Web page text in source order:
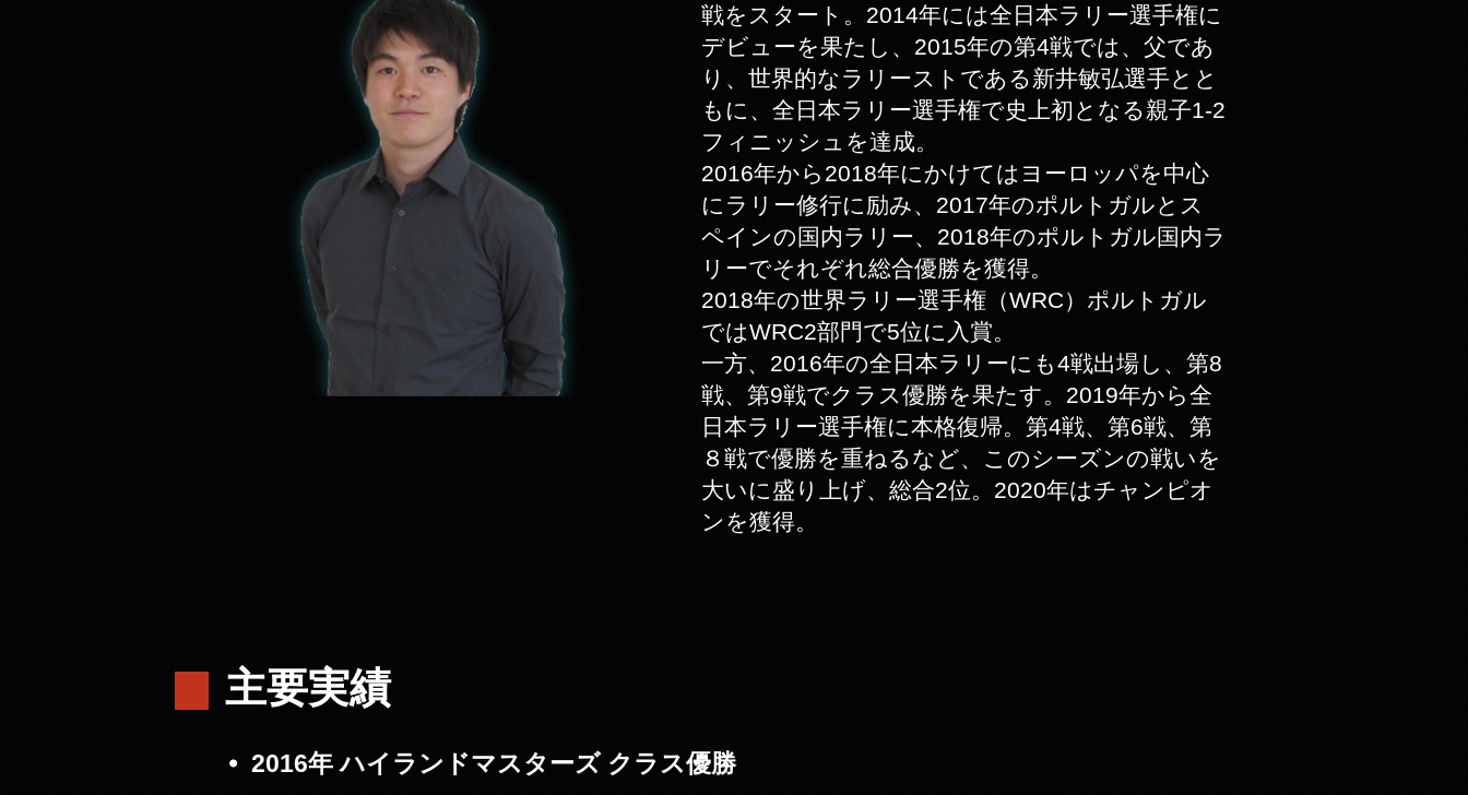
戦をスタート。2014年には全日本ラリー選手権に
デビューを果たし、2015年の第4戦では、父であ
り、世界的なラリーストである新井敏弘選手とと
もに、全日本ラリー選手権で史上初となる親子1-2
フィニッシュを達成。
2016年から2018年にかけてはヨーロッパを中心
にラリー修行に励み、2017年のポルトガルとス
ペインの国内ラリー、2018年のポルトガル国内ラ
リーでそれぞれ総合優勝を獲得。
2018年の世界ラリー選手権（WRC）ポルトガル
ではWRC2部門で5位に入賞。
一方、2016年の全日本ラリーにも4戦出場し、第8
戦、第9戦でクラス優勝を果たす。2019年から全
日本ラリー選手権に本格復帰。第4戦、第6戦、第
８戦で優勝を重ねるなど、このシーズンの戦いを
大いに盛り上げ、総合2位。2020年はチャンピオ
ンを獲得。
主要実績
2016年 ハイランドマスターズ クラス優勝